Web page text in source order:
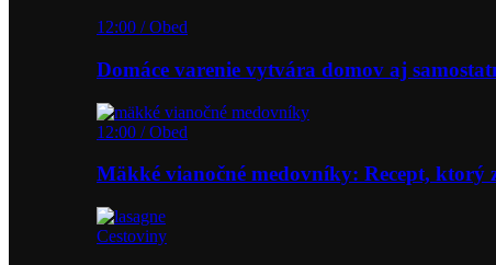
12:00 / Obed
Domáce varenie vytvára domov aj
12:00 / Obed
Mäkké vianočné medovníky: Recept, ktorý
Cestoviny